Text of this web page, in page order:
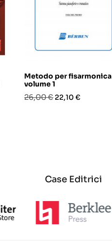
Metodo per fisarmonica
volume 1
Prezzo
26,00 € Prezzo
22,10 €
Case Editrici